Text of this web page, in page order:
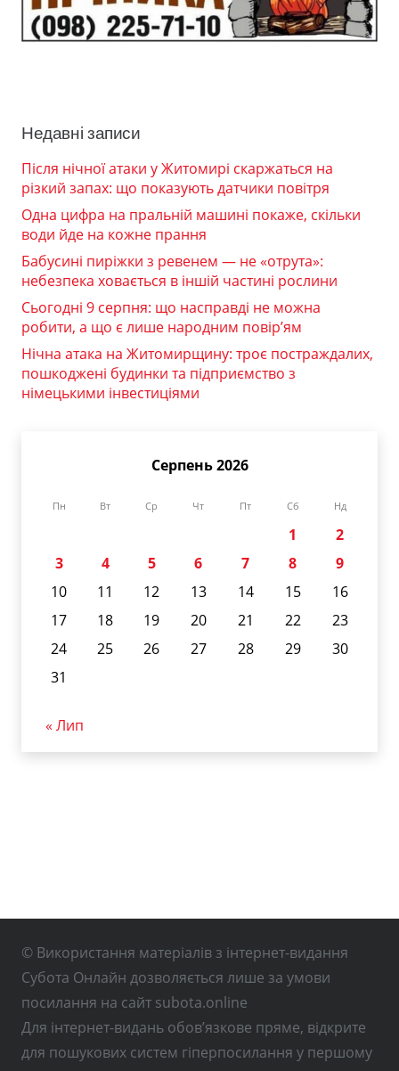
Недавні записи
Після нічної атаки у Житомирі скаржаться на
різкий запах: що показують датчики повітря
Одна цифра на пральній машині покаже, скільки
води йде на кожне прання
Бабусині пиріжки з ревенем — не «отрута»:
небезпека ховається в іншій частині рослини
Сьогодні 9 серпня: що насправді не можна
робити, а що є лише народним повір’ям
Нічна атака на Житомирщину: троє постраждалих,
пошкоджені будинки та підприємство з
німецькими інвестиціями
Серпень 2026
Пн Вт Ср Чт Пт Сб Нд
1
2
3
4 5 6 7 8
9
10
11 12 13 14 15
16
17
18 19 20 21 22
23
24
25 26 27 28 29
30
31
« Лип
© Використання матеріалів з інтернет-видання
Субота Онлайн дозволяється лише за умови
посилання на сайт subota.online
Для інтернет-видань обов’язкове пряме, відкрите
для пошукових систем гіперпосилання у першому